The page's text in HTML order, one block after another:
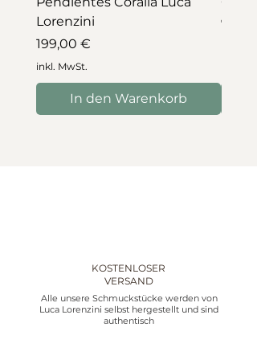
Lorenzini
Preis
199,00 €
inkl. MwSt.
In den Warenkorb
Preis
KOSTENLOSER
VERSAND
Alle unsere Schmuckstücke werden von
Luca Lorenzini selbst hergestellt und sind
authentisch